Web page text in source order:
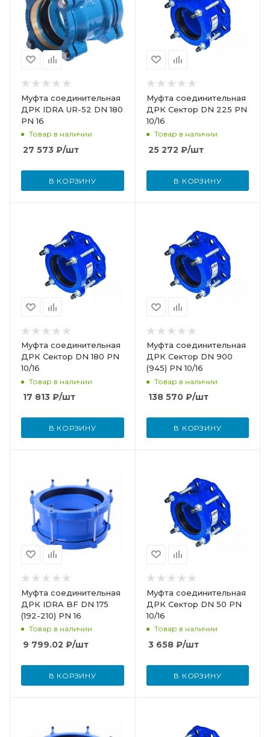
Муфта соединительная
ДРК IDRA UR-52 DN 180
PN 16
Товар в наличии
27 573 ₽/шт
В КОРЗИНУ
Муфта соединительная
ДРК Сектор DN 225 PN
10/16
Товар в наличии
25 272 ₽/шт
В КОРЗИНУ
Муфта соединительная
ДРК Сектор DN 180 PN
10/16
Товар в наличии
17 813 ₽/шт
В КОРЗИНУ
Муфта соединительная
ДРК Сектор DN 900
(945) PN 10/16
Товар в наличии
138 570₽/шт
В КОРЗИНУ
Муфта соединительная
ДРК IDRA BF DN 175
(192-210) PN 16
Товар в наличии
9 799.02 ₽/шт
В КОРЗИНУ
Муфта соединительная
ДРК Сектор DN 50 PN
10/16
Товар в наличии
3 658₽/шт
В КОРЗИНУ